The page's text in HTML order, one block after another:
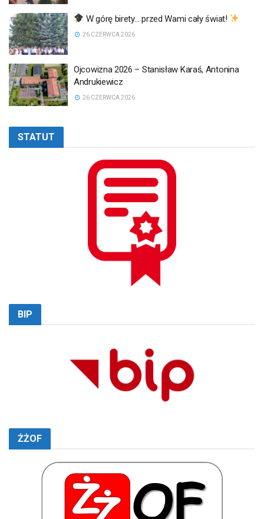
W górę birety… przed Wami cały świat!
26 CZERWCA 2026
Ojcowizna 2026 – Stanisław Karaś, Antonina
Andrukiewicz
26 CZERWCA 2026
STATUT
BIP
ŻŻOF